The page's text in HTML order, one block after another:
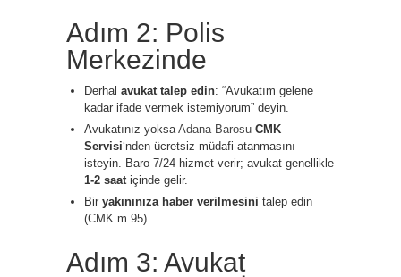
Adım 2: Polis
Merkezinde
Derhal avukat talep edin: “Avukatım gelene
kadar ifade vermek istemiyorum” deyin.
Avukatınız yoksaAdana Barosu CMK
Servisi‘nden ücretsiz müdafi atanmasını
isteyin. Baro 7/24 hizmet verir; avukat genellikle
1-2 saatiçinde gelir.
Bir yakınınıza haber verilmesini talep edin
(CMK m.95).
Adım 3: Avukat